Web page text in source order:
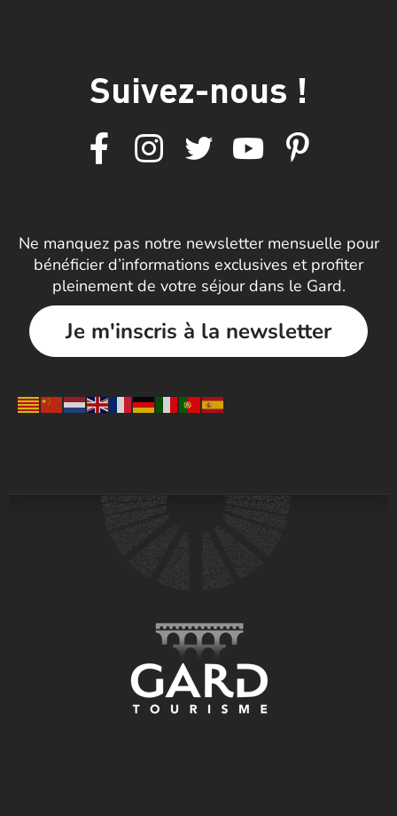
Suivez-nous !
Ne manquez pas notre newsletter mensuelle pour
bénéficier d’informations exclusives et profiter
pleinement de votre séjour dans le Gard.
Je m'inscris à la newsletter